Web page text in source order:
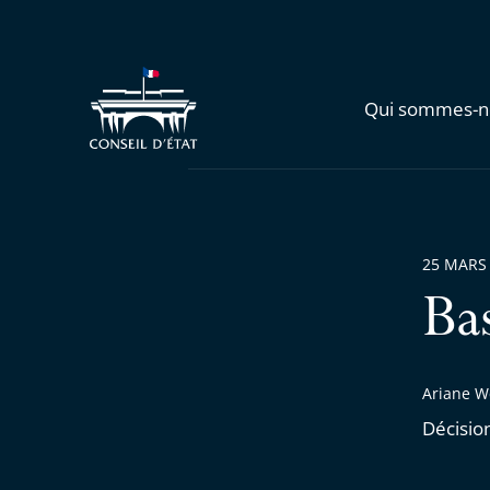
Qui sommes-
Ariane
25 MARS